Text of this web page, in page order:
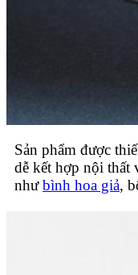
Sản phẩm được
dễ kết hợp nội thất
nhưbình hoa giả,